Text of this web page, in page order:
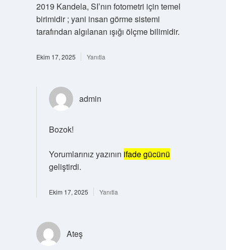
2019 Kandela, SI’nın fotometri için temel
birimidir ; yani insan görme sistemi
tarafından algılanan ışığı ölçme bilimidir.
Ekim 17, 2025 Yanıtla
admin
Bozok!
Yorumlarınız yazının ifade gücünü
geliştirdi.
Ekim 17, 2025 Yanıtla
Ateş